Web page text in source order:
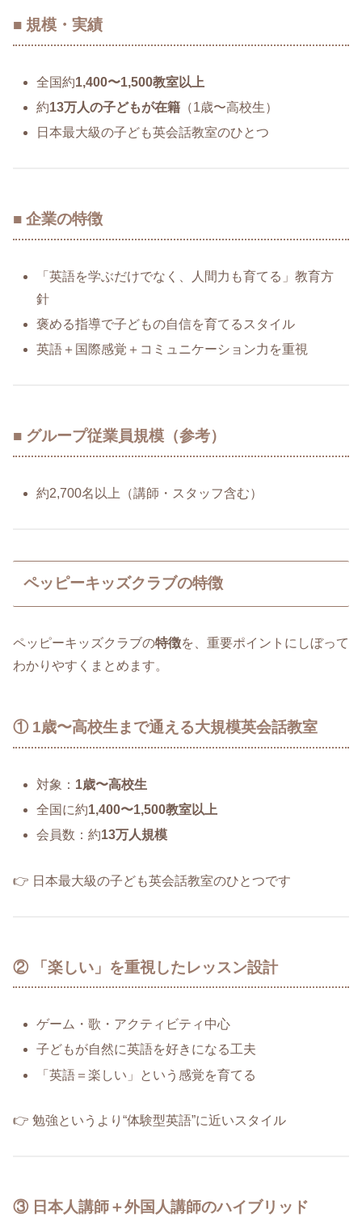
■ 規模・実績
全国約1,400〜1,500教室以上
約13万人の子どもが在籍 （1歳〜高校生）
日本最大級の子ども英会話教室のひとつ
■ 企業の特徴
「英語を学ぶだけでなく、人間力も育てる」教育方
針
褒める指導で子どもの自信を育てるスタイル
英語＋国際感覚＋コミュニケーション力を重視
■ グループ従業員規模（参考）
約2,700名以上（講師・スタッフ含む）
ペッピーキッズクラブの特徴
ペッピーキッズクラブの特徴を、重要ポイントにしぼって
わかりやすくまとめます。
① 1歳〜高校生まで通える大規模英会話教室
対象： 1歳〜高校生
全国に約1,400〜1,500教室以上
会員数：約13万人規模
👉 日本最大級の子ども英会話教室のひとつです
② 「楽しい」を重視したレッスン設計
ゲーム・歌・アクティビティ中心
子どもが自然に英語を好きになる工夫
「英語＝楽しい」という感覚を育てる
👉 勉強というより“体験型英語”に近いスタイル
③ 日本人講師＋外国人講師のハイブリッド